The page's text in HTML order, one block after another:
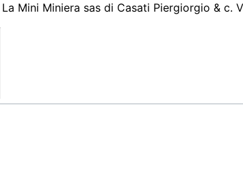
La Mini Miniera sas di Casati Piergiorgio & c.